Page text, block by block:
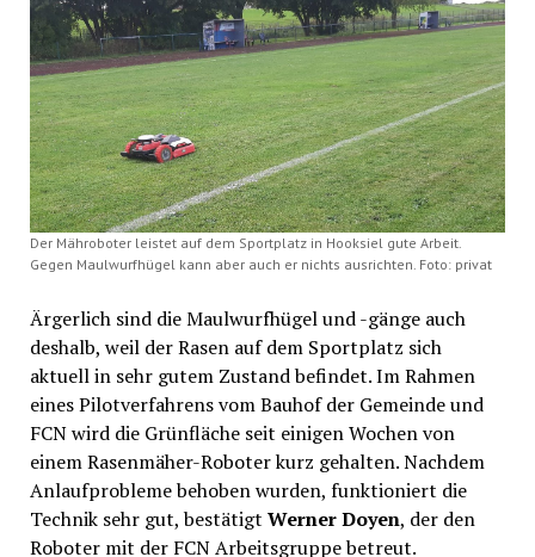
Der Mähroboter leistet auf dem Sportplatz in Hooksiel gute Arbeit.
Gegen Maulwurfhügel kann aber auch er nichts ausrichten. Foto: privat
Ärgerlich sind die Maulwurfhügel und -gänge auch
deshalb, weil der Rasen auf dem Sportplatz sich
aktuell in sehr gutem Zustand befindet. Im Rahmen
eines Pilotverfahrens vom Bauhof der Gemeinde und
FCN wird die Grünfläche seit einigen Wochen von
einem Rasenmäher-Roboter kurz gehalten. Nachdem
Anlaufprobleme behoben wurden, funktioniert die
Technik sehr gut, bestätigt Werner Doyen, der den
Roboter mit der FCN Arbeitsgruppe betreut.